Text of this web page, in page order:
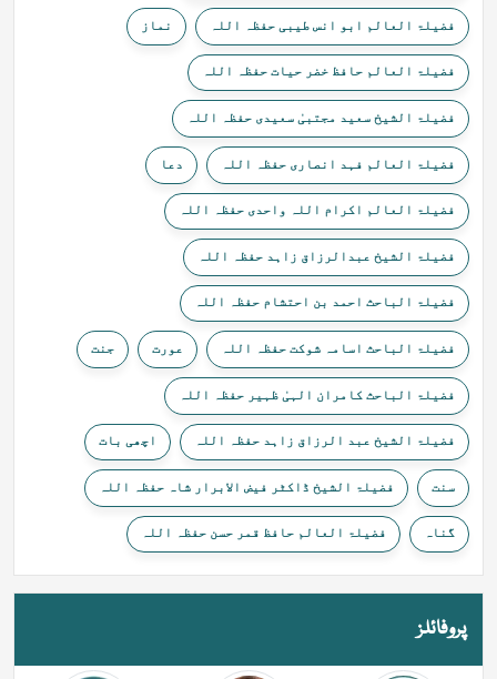
فضیلۃ العالم ابو انس طیبی حفظہ اللہ نماز
فضیلۃ العالم حافظ خضر حیات حفظہ اللہ
فضیلۃ الشیخ سعید مجتبیٰ سعیدی حفظہ اللہ
فضیلۃ العالم فہد انصاری حفظہ اللہ دعا
فضیلۃ العالم اکرام اللہ واحدی حفظہ اللہ
فضیلۃ الشیخ عبدالرزاق زاہد حفظہ اللہ
فضیلۃ الباحث احمد بن احتشام حفظہ اللہ
فضیلۃ الباحث اسامہ شوکت حفظہ اللہ عورت جنت
فضیلۃ الباحث کامران الہیٰ ظہیر حفظہ اللہ
فضیلۃ الشیخ عبد الرزاق زاہد حفظہ اللہ اچھی بات
سنت فضیلۃ الشیخ ڈاکٹر فیض الابرار شاہ حفظہ اللہ
گناہ فضیلۃ العالم حافظ قمر حسن حفظہ اللہ
پروفائلز